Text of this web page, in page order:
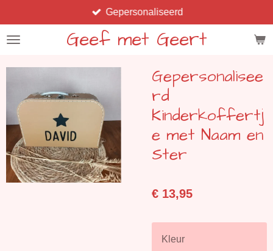
direct
naar
Geef met Geert
Gepersonaliseerd
Gepersonalisee
rd
Kinderkoffertj
e met Naam en
Ster
€ 13,95
Kleur